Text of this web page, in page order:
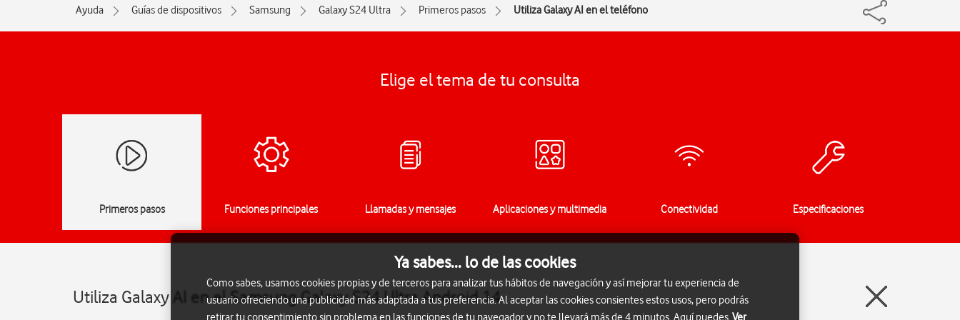
Ayuda Guías de dispositivos Samsung Galaxy S24 Ultra Primeros pasos Utiliza Galaxy AI en el teléfono
Elige el tema de tu consulta
Primeros pasos Funciones principales Llamadas y mensajes Aplicaciones y multimedia Conectividad Especificaciones
Utiliza Galaxy AI en el Samsung Galaxy S24 Ultra Android 14
Ya sabes... lo de las cookies
Como sabes, usamos cookies propias y de terceros para analizar tus hábitos de navegación y así mejorar tu experiencia de
usuario ofreciendo una publicidad más adaptada a tus preferencia. Al aceptar las cookies consientes estos usos, pero podrás
retirar tu consentimiento sin problema en las funciones de tu navegador y no te llevará más de 4 minutos. Aquí puedes Ver